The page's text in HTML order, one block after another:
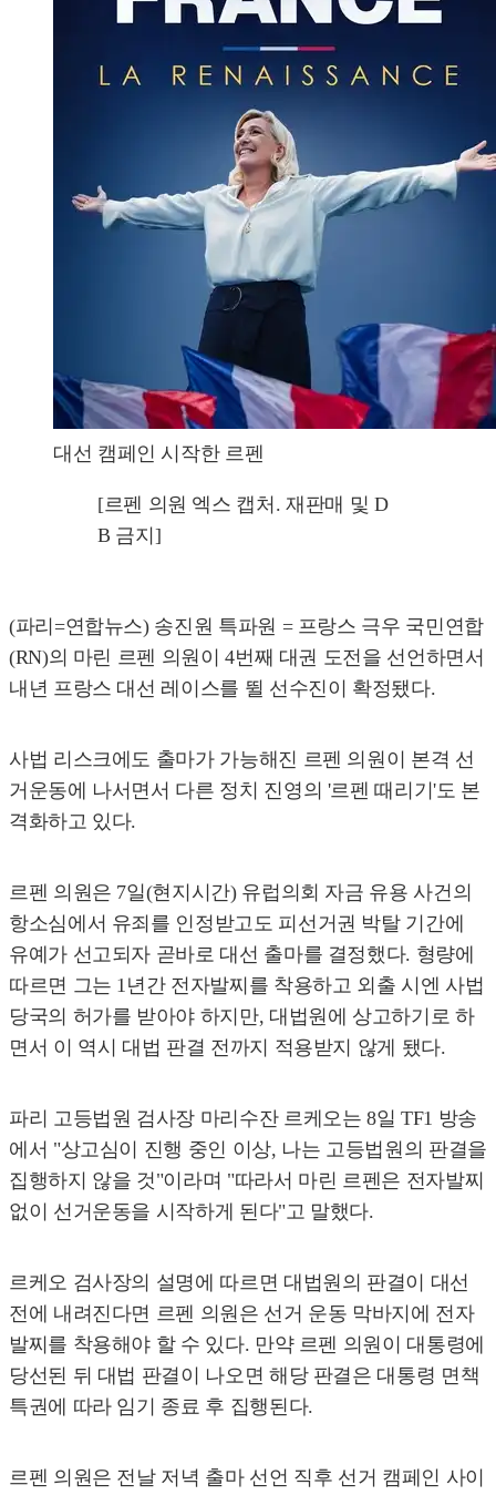
대선 캠페인 시작한 르펜
[르펜 의원 엑스 캡처. 재판매 및 D
B 금지]
(파리=연합뉴스) 송진원 특파원 = 프랑스 극우 국민연합
(RN)의 마린 르펜 의원이 4번째 대권 도전을 선언하면서
내년 프랑스 대선 레이스를 뛸 선수진이 확정됐다.
사법 리스크에도 출마가 가능해진 르펜 의원이 본격 선
거운동에 나서면서 다른 정치 진영의 '르펜 때리기'도 본
격화하고 있다.
르펜 의원은 7일(현지시간) 유럽의회 자금 유용 사건의
항소심에서 유죄를 인정받고도 피선거권 박탈 기간에
유예가 선고되자 곧바로 대선 출마를 결정했다. 형량에
따르면 그는 1년간 전자발찌를 착용하고 외출 시엔 사법
당국의 허가를 받아야 하지만, 대법원에 상고하기로 하
면서 이 역시 대법 판결 전까지 적용받지 않게 됐다.
파리 고등법원 검사장 마리수잔 르케오는 8일 TF1 방송
에서 "상고심이 진행 중인 이상, 나는 고등법원의 판결을
집행하지 않을 것"이라며 "따라서 마린 르펜은 전자발찌
없이 선거운동을 시작하게 된다"고 말했다.
르케오 검사장의 설명에 따르면 대법원의 판결이 대선
전에 내려진다면 르펜 의원은 선거 운동 막바지에 전자
발찌를 착용해야 할 수 있다. 만약 르펜 의원이 대통령에
당선된 뒤 대법 판결이 나오면 해당 판결은 대통령 면책
특권에 따라 임기 종료 후 집행된다.
르펜 의원은 전날 저녁 출마 선언 직후 선거 캠페인 사이